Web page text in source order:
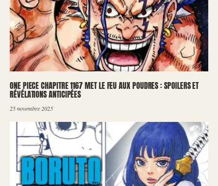
ONE PIECE CHAPITRE 1167 MET LE FEU AUX POUDRES : SPOILERS ET
RÉVÉLATIONS ANTICIPÉES
25 novembre 2025